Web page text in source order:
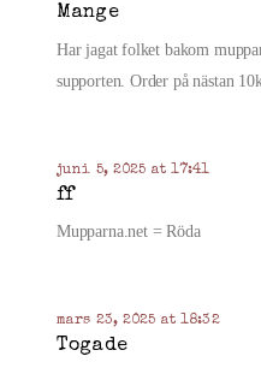
Mange
Har jagat folket bakom
supporten. Order på nästan
juni 5, 2025 at 17:41
ff
Mupparna.net = Röda
mars 23, 2025 at 18:32
Togade